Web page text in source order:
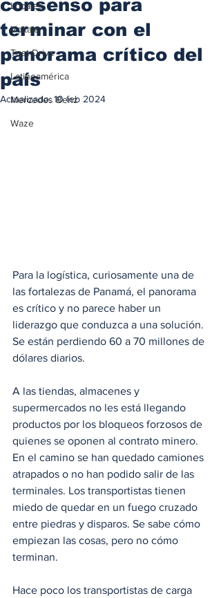
Locales
Voltaje
Test Drive
Latinoamérica
Mercedes Benz
Waze
consenso para
terminar con el
panorama crítico del
país
Actualizado:10 feb 2024
Para la logística, curiosamente una de
las fortalezas de Panamá, el panorama
es crítico y no parece haber un
liderazgo que conduzca a una solución.
Se están perdiendo 60 a 70 millones de
dólares diarios.
A las tiendas, almacenes y
supermercados no les está llegando
productos por los bloqueos forzosos de
quienes se oponen al contrato minero.
En el camino se han quedado camiones
atrapados o no han podido salir de las
terminales. Los transportistas tienen
miedo de quedar en un fuego cruzado
entre piedras y disparos. Se sabe cómo
empiezan las cosas, pero no cómo
terminan.
Hace poco los transportistas de carga